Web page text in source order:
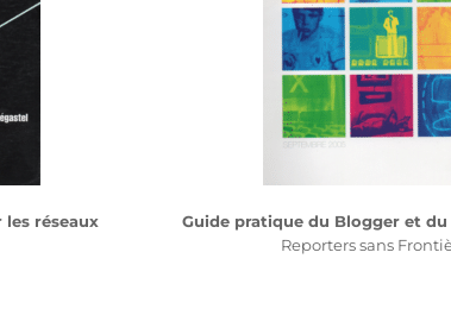
réseaux
Guide pratique du Blogger et
Reporters sans